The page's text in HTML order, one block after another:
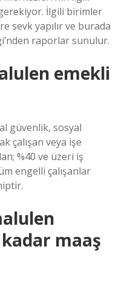
İlgili birimler
sevk yapılır ve burada
raporlar sunulur.
emekli
güvenlik, sosyal
çalışan veya işe
%40 ve üzeri iş
engelli çalışanlar
maaş